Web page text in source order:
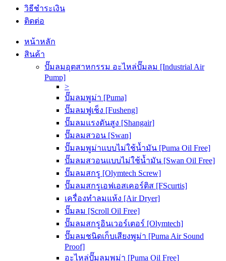
วิธีชำระเงิน
ติดต่อ
หน้าหลัก
สินค้า
ปั๊มลมอุตสาหกรรม อะไหล่ปั๊มลม [Industrial Air
Pump]
>
ปั๊มลมพูม่า [Puma]
ปั๊มลมฟูเช็ง [Fusheng]
ปั๊มลมแรงดันสูง [Shangair]
ปั๊มลมสวอน [Swan]
ปั๊มลมพูม่าแบบไม่ใช้น้ำมัน [Puma Oil Free]
ปั๊มลมสวอนแบบไม่ใช้น้ำมัน [Swan Oil Free]
ปั๊มลมสกรู [Olymtech Screw]
ปั๊มลมสกรูเอฟเอสเคอร์ติส [FScurtis]
เครื่องทำลมแห้ง [Air Dryer]
ปั๊มลม [Scroll Oil Free]
ปั๊มลมสกรูอินเวอร์เตอร์ [Olymtech]
ปั๊มลมชนิดเก็บเสียงพูม่า [Puma Air Sound
Proof]
อะไหล่ปั๊มลมพูม่า [Puma Oil Free]